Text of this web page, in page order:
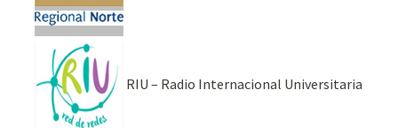
RIU – Radio Internacional Universitaria